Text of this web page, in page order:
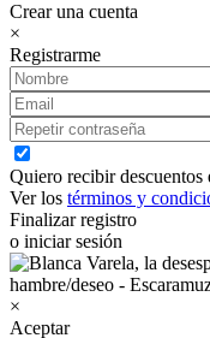
Crear una cuenta
×
Registrarme
Quiero recibir
Ver los términos y
Finalizar registro
o iniciar sesión
×
Aceptar